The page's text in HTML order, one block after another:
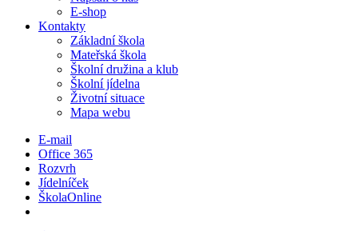
E-shop
Kontakty
Základní škola
Mateřská škola
Školní družina a klub
Školní jídelna
Životní situace
Mapa webu
E-mail
Office 365
Rozvrh
Jídelníček
ŠkolaOnline